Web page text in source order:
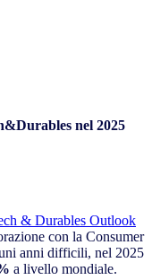
nel 2025
& Durables Outlook
con la Consumer
anni difficili, nel 2025
a livello mondiale.